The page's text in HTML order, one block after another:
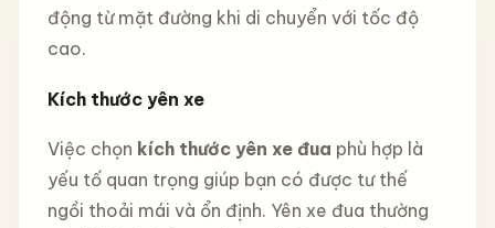
động từ mặt đường khi di chuyển với tốc độ
cao.
Kích thước yên xe
Việc chọn kích thước yên xe đua phù hợp là
yếu tố quan trọng giúp bạn có được tư thế
ngồi thoải mái và ổn định. Yên xe đua thường